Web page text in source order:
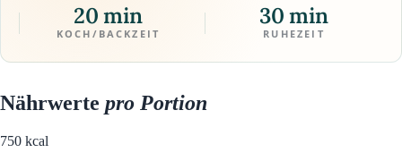
20 min
KOCH/BACKZEIT
30 min
RUHEZEIT
Nährwerte pro Portion
750 kcal